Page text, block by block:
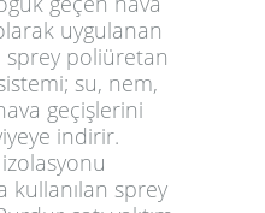
uygulanan
sprey poliüretan
su, nem,
geçişlerini
indirir.
kullanılan sprey